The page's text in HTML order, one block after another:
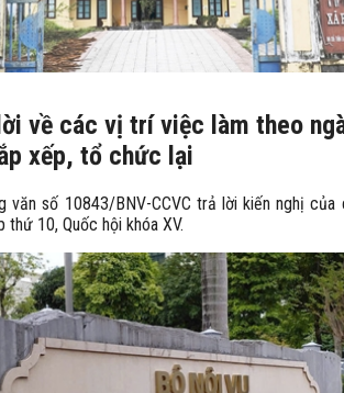
về các vị trí việc làm theo
xếp, tổ chức lại
văn số 10843/BNV-CCVC trả lời kiến nghị
10, Quốc hội khóa XV.